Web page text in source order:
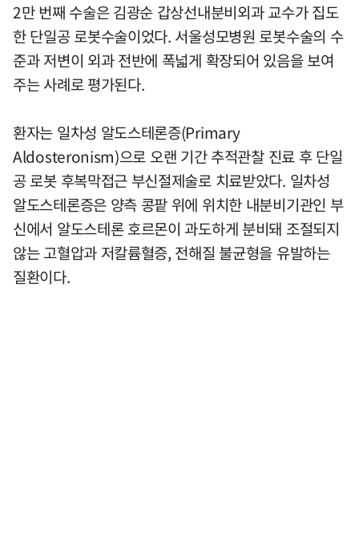
2만 번째 수술은 김광순 갑상선내분비외과 교수가 집도
한 단일공 로봇수술이었다. 서울성모병원 로봇수술의 수
준과 저변이 외과 전반에 폭넓게 확장되어 있음을 보여
주는 사례로 평가된다.
환자는 일차성 알도스테론증(Primary
Aldosteronism)으로 오랜 기간 추적관찰 진료 후 단일
공 로봇 후복막접근 부신절제술로 치료받았다. 일차성
알도스테론증은 양측 콩팥 위에 위치한 내분비기관인 부
신에서 알도스테론 호르몬이 과도하게 분비돼 조절되지
않는 고혈압과 저칼륨혈증, 전해질 불균형을 유발하는
질환이다.